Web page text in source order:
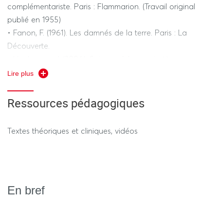
complémentariste. Paris : Flammarion. (Travail original
publié en 1955)
• Fanon, F. (1961). Les damnés de la terre. Paris : La
Découverte.
raconter. Histoire et actualité des traitements
française de psychanalyse, 70(4), 1043–1063.
• Kaës, R. (2019). L’institution et les institutions : Études
• Racamier, J.-C. (1995). L’inceste et l’incestuel. Paris :
Lire plus
Ressources pédagogiques
Textes théoriques et cliniques, vidéos
En bref